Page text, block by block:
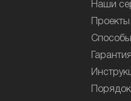
Наши
Проекты
Способы